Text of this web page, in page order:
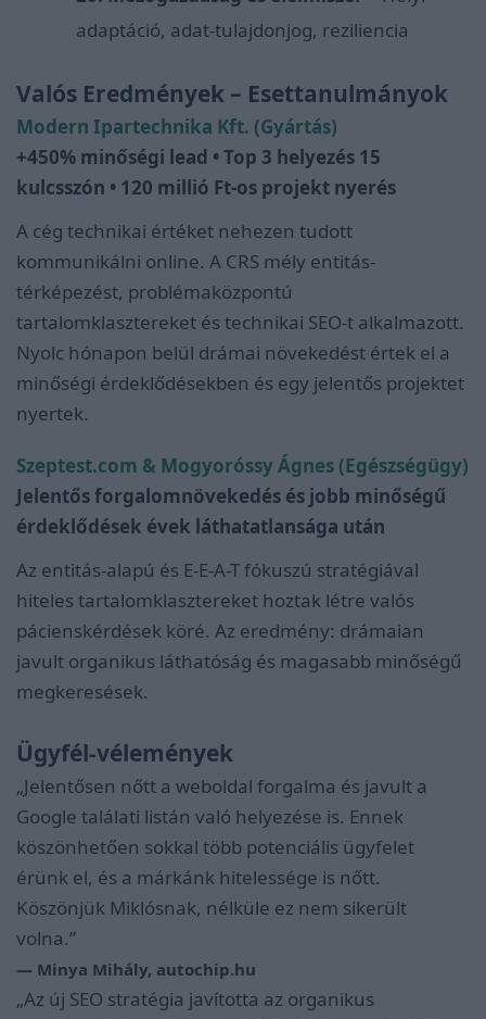
adaptáció, adat-tulajdonjog, reziliencia
Valós Eredmények – Esettanulmányok
Modern Ipartechnika Kft. (Gyártás)
+450% minőségi lead • Top 3 helyezés 15
kulcsszón • 120 millió Ft-os projekt nyerés
A cég technikai értéket nehezen tudott
kommunikálni online. A CRS mély entitás-
térképezést, problémaközpontú
tartalomklasztereket és technikai SEO-t alkalmazott.
Nyolc hónapon belül drámai növekedést értek el a
minőségi érdeklődésekben és egy jelentős projektet
nyertek.
Szeptest.com & Mogyoróssy Ágnes (Egészségügy)
Jelentős forgalomnövekedés és jobb minőségű
érdeklődések évek láthatatlansága után
Az entitás-alapú és E-E-A-T fókuszú stratégiával
hiteles tartalomklasztereket hoztak létre valós
pácienskérdések köré. Az eredmény: drámaian
javult organikus láthatóság és magasabb minőségű
megkeresések.
Ügyfél-vélemények
„Jelentősen nőtt a weboldal forgalma és javult a
Google találati listán való helyezése is. Ennek
köszönhetően sokkal több potenciális ügyfelet
érünk el, és a márkánk hitelessége is nőtt.
Köszönjük Miklósnak, nélküle ez nem sikerült
volna.”
— Minya Mihály, autochip.hu
„Az új SEO stratégia javította az organikus